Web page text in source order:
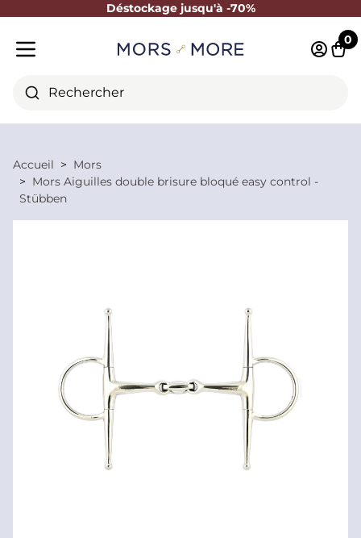
Déstockage jusqu'à -70%
Fermer
Rechercher
0
Accueil
Mors
Mors Aiguilles double brisure bloqué easy control -
Stübben